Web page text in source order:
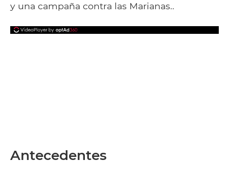
y una campaña contra las Marianas..
Antecedentes